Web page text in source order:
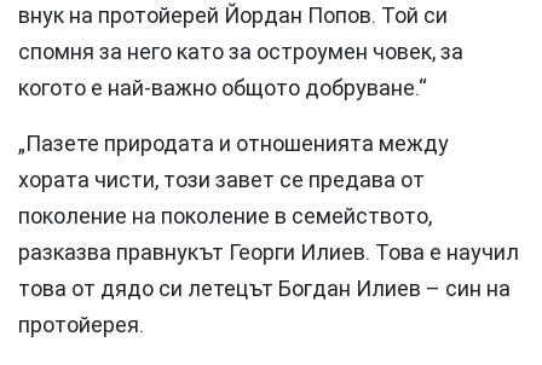
внук на протойерей Йордан Попов. Той си
спомня за него като за остроумен човек, за
когото е най-важно общото добруване.“
„Пазете природата и отношенията между
хората чисти, този завет се предава от
поколение на поколение в семейството,
разказва правнукът Георги Илиев. Това е научил
това от дядо си летецът Богдан Илиев – син на
протойерея.